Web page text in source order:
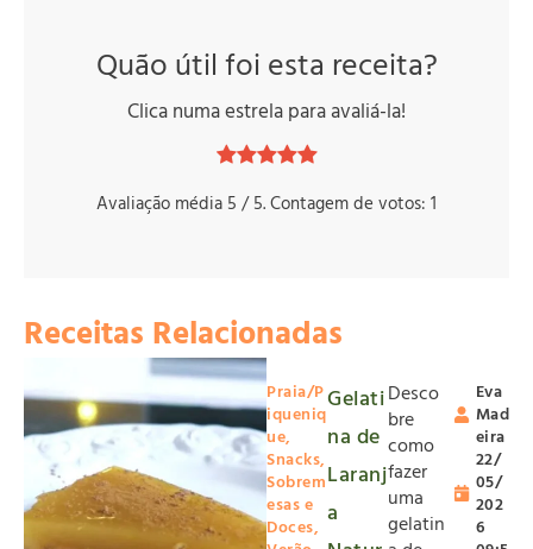
Quão útil foi esta receita?
Clica numa estrela para avaliá-la!
Avaliação média 5 / 5. Contagem de votos: 1
Receitas Relacionadas
Praia/P
iqueniq
ue,
Snacks,
Sobrem
esas e
Doces,
Gelati
na de
Laranj
a
Desco
bre
como
fazer
uma
gelatin
Eva
Mad
eira
22/
05/
202
6